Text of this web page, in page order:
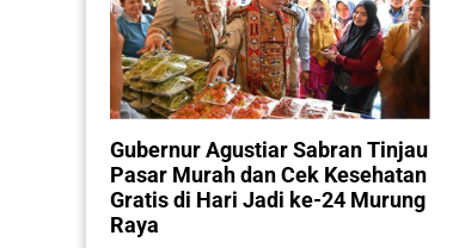
Gubernur Agustiar Sabran Tinjau
Pasar Murah dan Cek Kesehatan
Gratis di Hari Jadi ke-24 Murung
Raya